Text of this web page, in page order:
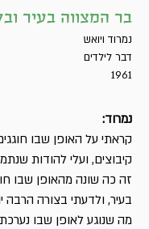
בר המצווה בעיר
נמרוד ויואש
דבר לילדים
1961
נמרוד:
קראתי על האופן שבו
קיבוצים, ועלי להודות
זה כה שונה מהאופן שבו
בעיר, ולדעתי בצורה הרבה
מה שנוגע לאופן שבו